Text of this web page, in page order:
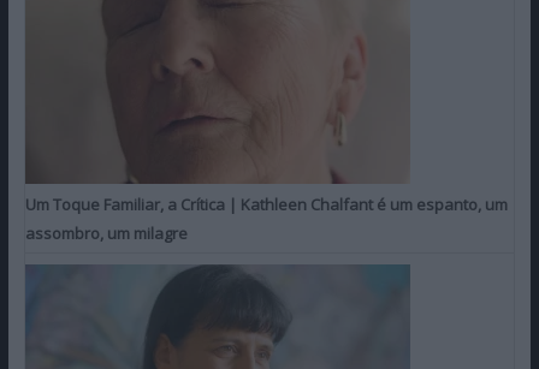
Um Toque Familiar, a Crítica | Kathleen Chalfant é um espanto, um
assombro, um milagre